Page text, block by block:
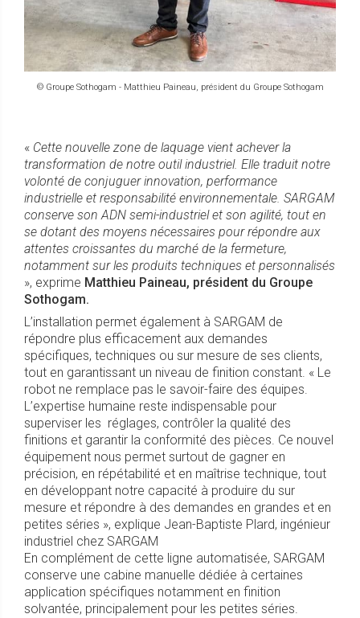
© Groupe Sothogam - Matthieu Paineau, président du Groupe Sothogam
« Cette nouvelle zone de laquage vient achever la
transformation de notre outil industriel. Elle traduit notre
volonté de conjuguer innovation, performance
industrielle et responsabilité environnementale. SARGAM
conserve son ADN semi-industriel et son agilité, tout en
se dotant des moyens nécessaires pour répondre aux
attentes croissantes du marché de la fermeture,
notamment sur les produits techniques et personnalisés
», exprime Matthieu Paineau, président du Groupe
Sothogam.
L’installation permet également à SARGAM de
répondre plus efficacement aux demandes
spécifiques, techniques ou sur mesure de ses clients,
tout en garantissant un niveau de finition constant. « Le
robot ne remplace pas le savoir-faire des équipes.
L’expertise humaine reste indispensable pour
superviser les réglages, contrôler la qualité des
finitions et garantir la conformité des pièces. Ce nouvel
équipement nous permet surtout de gagner en
précision, en répétabilité et en maîtrise technique, tout
en développant notre capacité à produire du sur
mesure et répondre à des demandes en grandes et en
petites séries », explique Jean-Baptiste Plard, ingénieur
industriel chez SARGAM
En complément de cette ligne automatisée, SARGAM
conserve une cabine manuelle dédiée à certaines
application spécifiques notamment en finition
solvantée, principalement pour les petites séries.